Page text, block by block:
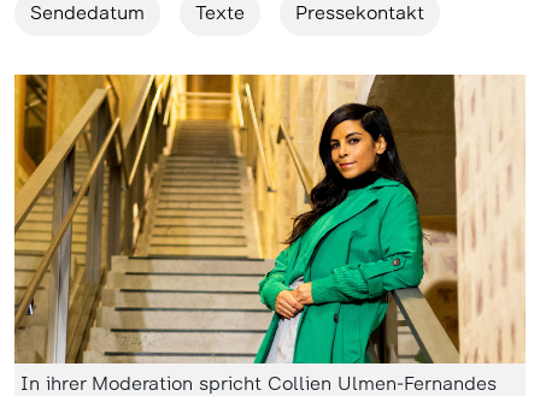
Sendedatum Texte Pressekontakt
In ihrer Moderation spricht Collien Ulmen-Fernandes